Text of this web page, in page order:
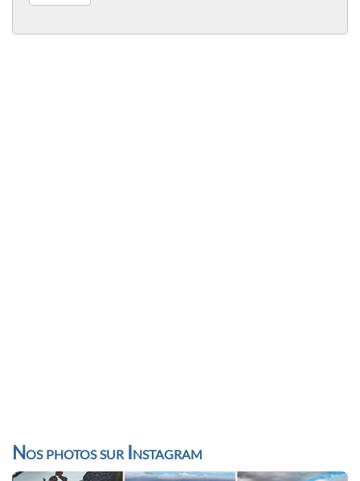
Nos photos sur Instagram